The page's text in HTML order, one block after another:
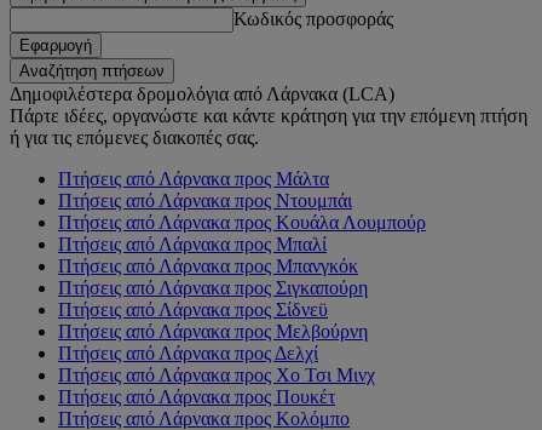
Κωδικός προσφοράς
Εφαρμογή
Αναζήτηση πτήσεων
Δημοφιλέστερα δρομολόγια από Λάρνακα (LCA)
Πάρτε ιδέες, οργανώστε και κάντε κράτηση για την επόμενη πτήση
ή για τις επόμενες διακοπές σας.
Πτήσεις από Λάρνακα προς Μάλτα
Πτήσεις από Λάρνακα προς Ντουμπάι
Πτήσεις από Λάρνακα προς Κουάλα Λουμπούρ
Πτήσεις από Λάρνακα προς Μπαλί
Πτήσεις από Λάρνακα προς Μπανγκόκ
Πτήσεις από Λάρνακα προς Σιγκαπούρη
Πτήσεις από Λάρνακα προς Σίδνεϋ
Πτήσεις από Λάρνακα προς Μελβούρνη
Πτήσεις από Λάρνακα προς Δελχί
Πτήσεις από Λάρνακα προς Χο Τσι Μινχ
Πτήσεις από Λάρνακα προς Πουκέτ
Πτήσεις από Λάρνακα προς Κολόμπο